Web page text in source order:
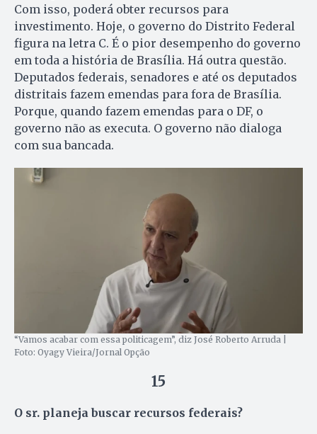
Com isso, poderá obter recursos para
investimento. Hoje, o governo do Distrito Federal
figura na letra C. É o pior desempenho do governo
em toda a história de Brasília. Há outra questão.
Deputados federais, senadores e até os deputados
distritais fazem emendas para fora de Brasília.
Porque, quando fazem emendas para o DF, o
governo não as executa. O governo não dialoga
com sua bancada.
“Vamos acabar com essa politicagem”, diz José Roberto Arruda |
Foto: Oyagy Vieira/Jornal Opção
15
O sr. planeja buscar recursos federais?